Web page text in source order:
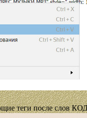
теги после слов